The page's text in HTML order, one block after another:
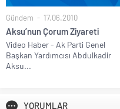
Gündem 17.06.2010
Aksu’nun Çorum Ziyareti
Video Haber - Ak Parti Genel
Başkan Yardımcısı Abdulkadir
Aksu...
YORUMLAR